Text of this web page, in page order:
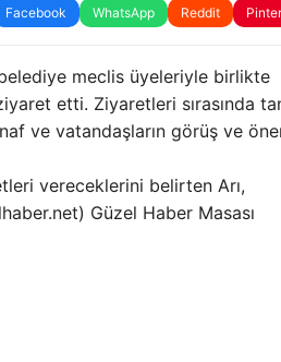
Facebook WhatsApp Reddit
belediye meclis üyeleriyle birlikte
etti. Ziyaretleri sırasında
ve vatandaşların görüş ve
vereceklerini belirten Arı,
Güzel Haber Masası